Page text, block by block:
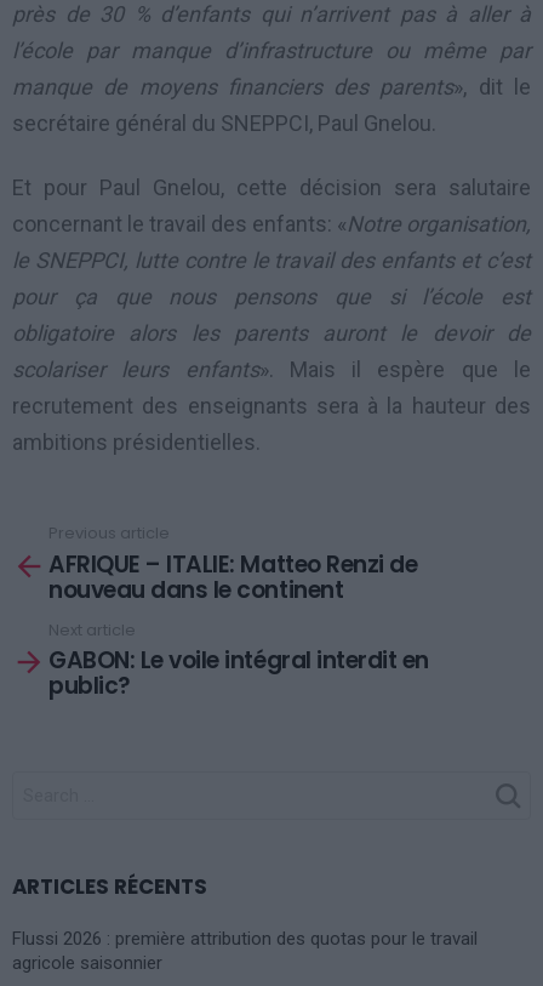
près de 30 % d’enfants qui n’arrivent pas à aller à
l’école par manque d’infrastructure ou même par
manque de moyens financiers des parents», dit le
secrétaire général du SNEPPCI, Paul Gnelou.
Et pour Paul Gnelou, cette décision sera salutaire
concernant le travail des enfants: «Notre organisation,
le SNEPPCI, lutte contre le travail des enfants et c’est
pour ça que nous pensons que si l’école est
obligatoire alors les parents auront le devoir de
scolariser leurs enfants». Mais il espère que le
recrutement des enseignants sera à la hauteur des
ambitions présidentielles.
more
Previous article
AFRIQUE – ITALIE: Matteo Renzi de
nouveau dans le continent
Next article
GABON: Le voile intégral interdit en
public?
ARTICLES RÉCENTS
Flussi 2026 : première attribution des quotas pour le travail
agricole saisonnier